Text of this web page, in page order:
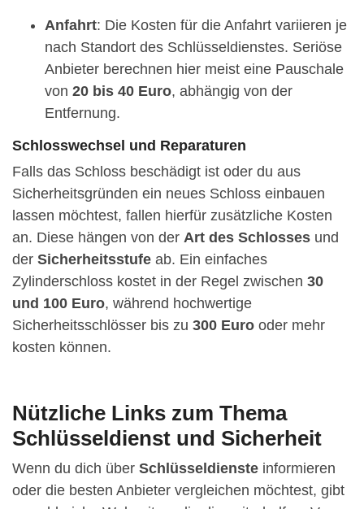
Anfahrt: Die Kosten für die Anfahrt variieren je
nach Standort des Schlüsseldienstes. Seriöse
Anbieter berechnen hier meist eine Pauschale
von 20 bis 40 Euro, abhängig von der
Entfernung.
Schlosswechsel und Reparaturen
Falls das Schloss beschädigt ist oder du aus
Sicherheitsgründen ein neues Schloss einbauen
lassen möchtest, fallen hierfür zusätzliche Kosten
an. Diese hängen von der Art des Schlosses und
der Sicherheitsstufe ab. Ein einfaches
Zylinderschloss kostet in der Regel zwischen 30
und 100 Euro, während hochwertige
Sicherheitsschlösser bis zu 300 Euro oder mehr
kosten können.
Nützliche Links zum Thema
Schlüsseldienst und Sicherheit
Wenn du dich über Schlüsseldienste informieren
oder die besten Anbieter vergleichen möchtest, gibt